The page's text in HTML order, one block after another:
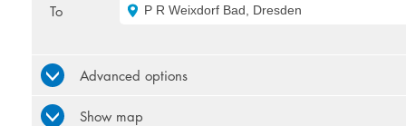
To P R Weixdorf Bad, Dresden
Advanced options
Show map